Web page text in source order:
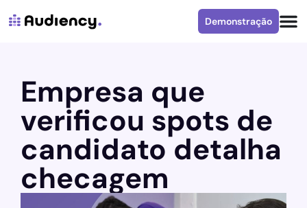
Demonstração
Empresa que
verificou spots de
candidato detalha
checagem